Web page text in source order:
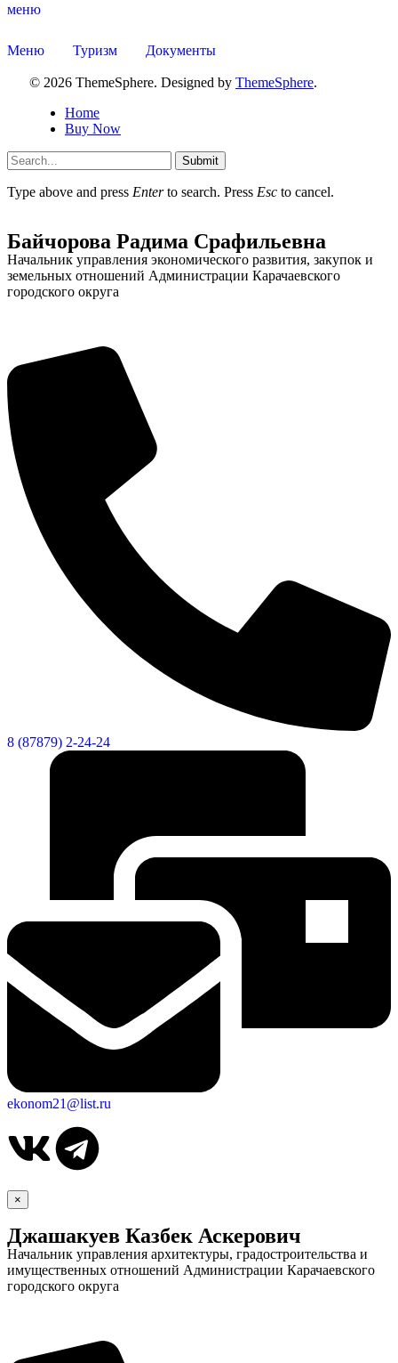
меню
Меню Туризм Документы
© 2026 ThemeSphere. Designed by ThemeSphere.
Home
Buy Now
Submit
Type above and press Enterto search. Press Esc to cancel.
Дума
Байчорова Радима Срафильевна
Начальник управления экономического развития, закупок и
земельных отношений Администрации Карачаевского
городского округа
8 (87879) 2-24-24
ekonom21@list.ru
×
Джашакуев Казбек Аскерович
Начальник управления архитектуры, градостроительства и
имущественных отношений Администрации Карачаевского
городского округа